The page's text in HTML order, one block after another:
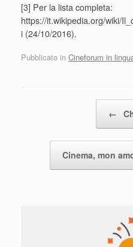
[3] Per la lista completa:
https://it.wikipedia.org/wiki/
i (24/10/2016).
Pubblicato in Cineforum in
←
Cinema, mon